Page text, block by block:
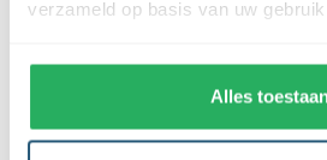
verzameld op basis van uw
Alles
voorzien van een sterke zoom die
✓ snelle levering uit eigen voorraad
✓ altijd de laagste prijs garantie